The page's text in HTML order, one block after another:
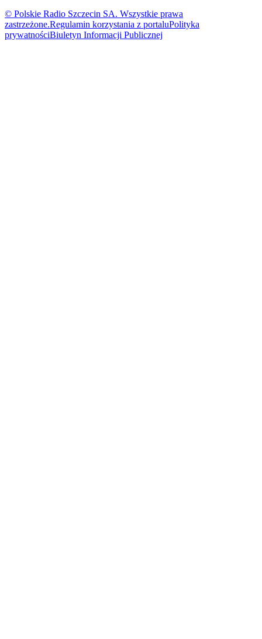
© Polskie Radio Szczecin SA. Wszystkie prawa
zastrzeżone.Regulamin korzystania z portaluPolityka
prywatnościBiuletyn Informacji Publicznej